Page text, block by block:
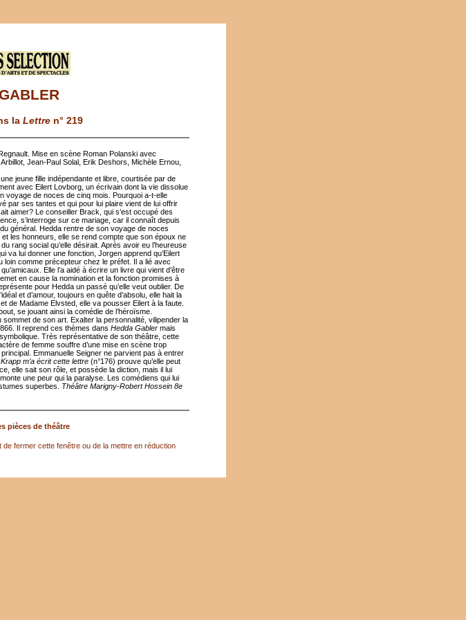
la Lettre n° 219
Mise en scène Roman Polanski avec
Jean-Paul Solal, Erik Deshors, Michèle Ernou,
jeune fille indépendante et libre, courtisée par de
avec Eilert Lovborg, un écrivain dont la vie dissolue
voyage de noces de cinq mois. Pourquoi a-t-elle
par ses tantes et qui pour lui plaire vient de lui offrir
aimer? Le conseiller Brack, qui s’est occupé des
s’interroge sur ce mariage, car il connaît depuis
général. Hedda rentre de son voyage de noces
les honneurs, elle se rend compte que son époux ne
rang social qu’elle désirait. Après avoir eu l’heureuse
va lui donner une fonction, Jorgen apprend qu’Eilert
comme précepteur chez le préfet. Il a lié avec
Elle l’a aidé à écrire un livre qui vient d’être
en cause la nomination et la fonction promises à
pour Hedda un passé qu’elle veut oublier. De
et d’amour, toujours en quête d’absolu, elle hait la
de Madame Elvsted, elle va pousser Eilert à la faute.
se jouant ainsi la comédie de l’héroïsme.
sommet de son art. Exalter la personnalité, vilipender la
Il reprend ces thèmes dans Hedda Gabler mais
Très représentative de son théâtre, cette
de femme souffre d’une mise en scène trop
Emmanuelle Seigner ne parvient pas à entrer
m’a écrit cette lettre (n°176) prouve qu’elle peut
elle sait son rôle, et possède la diction, mais il lui
une peur qui la paralyse. Les comédiens qui lui
superbes. Théâtre Marigny-Robert Hossein 8e
pièces de théâtre
fermer cette fenêtre ou de la mettre en réduction